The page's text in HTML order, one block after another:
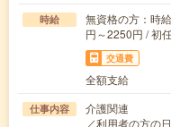
時給
無資格の方：時
円～2250円 / 初
交通費
全額支給
仕事内容
介護関連
／利用者の方の